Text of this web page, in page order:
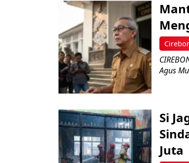
Agus
Si
Juta